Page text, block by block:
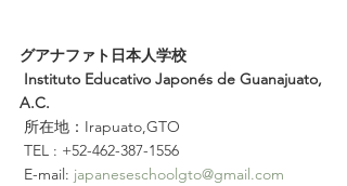
グアナファト日本人学校
A.C.
所在地：Irapuato,GTO
TEL : +52-462-387-1556
E-mail: japaneseschoolgto@gmail.com